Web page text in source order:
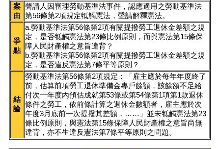
案
由
聲請人因審理勞動基準法事件，認應適用之勞動基準法
第56條第2項規定牴觸憲法，聲請解釋憲法。
爭
點
a.勞動基準法第56條第2項有關提撥勞工退休金差額之規
定，是否牴觸憲法第23條比例原則，而與憲法第15條保
障人民財產權之意旨違背？
b.勞動基準法第56條第2項有關提撥勞工退休金差額之規
定，是否違反憲法第7條平等原則？
結
論
勞動基準法第56條第2項規定：「雇主應於每年年度終了
前，估算前項勞工退休準備金專戶餘額，該餘額不足給
付次一年度內預估成就第53條或第54條第1項第1款退休
條件之勞工，依前條計算之退休金數額者，雇主應於次
年度3月底前一次提撥其差額，……」並未牴觸憲法第23
條比例原則，與憲法第15條保障人民財產權之意旨尚無
違背，亦不生違反憲法第7條平等原則之問題。